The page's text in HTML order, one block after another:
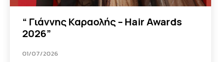
“ Γιάννης Καραολής – Hair Awards
2026”
01/07/2026